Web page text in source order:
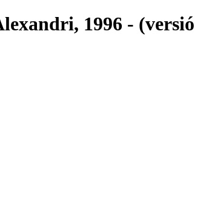
1996 - (versió